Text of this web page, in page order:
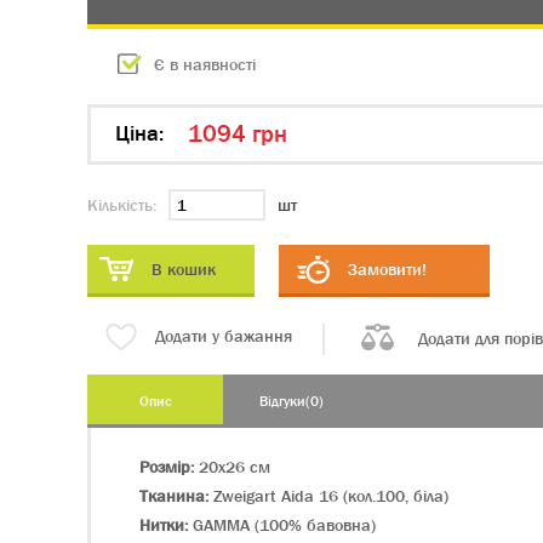
Є в наявності
Цiна: 1094 грн
Кількість: шт
В кошик Замовити!
Додати у бажання Додати для
Опис Відгуки(0)
Розмір: 20х26 см
Тканина: Zweigart Aida 16 (кол.100, біла)
Нитки: GAMMA (100% бавовна)